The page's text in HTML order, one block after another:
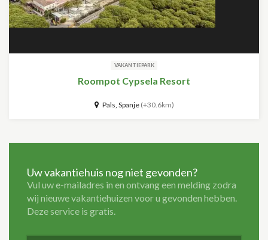
VAKANTIEPARK
Roompot Cypsela Resort
Pals, Spanje (+30.6km)
Uw vakantiehuis nog niet gevonden?
Vul uw e-mailadres in en ontvang een melding zodra
wij nieuwe vakantiehuizen voor u gevonden hebben.
Deze service is gratis.